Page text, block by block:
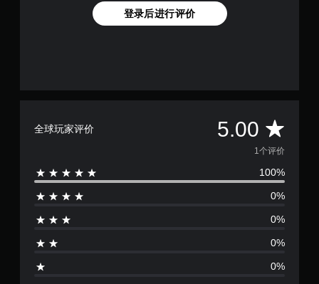
登录后进行评价
全球玩家评价 5.00 平
均
评
价
颗
1个评价
100%
0%
0%
0%
0%